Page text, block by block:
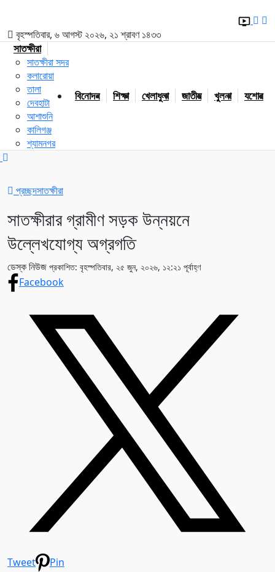
বৃহস্পতিবার, ৬ আগস্ট ২০২৬, ২১ শ্রাবণ ১৪৩৩
সাতক্ষীরা
সাতক্ষীরা সদর
কলারোয়া
তালা
দেবহাটা
আশাশুনি
কালিগঞ্জ
শ্যামনগর
বিনোদন শিক্ষা খেলাধুলা জাতীয় খুলনা যশোর
প্রচ্ছদসাতক্ষীরা
সাতক্ষীরার গ্রামীণ সড়ক উন্নয়নে
উল্লেখযোগ্য অগ্রগতি
ডেস্ক নিউজ প্রকাশিত: বৃহস্পতিবার, ২৫ জুন, ২০২৬, ১২:২১ পূর্বাহ্ণ
Facebook
Tweet
Pin